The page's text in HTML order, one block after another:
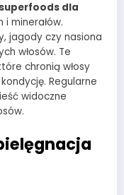
dla
minerałów.
jagody czy nasiona
włosów. Te
chronią włosy
Regularne
widoczne